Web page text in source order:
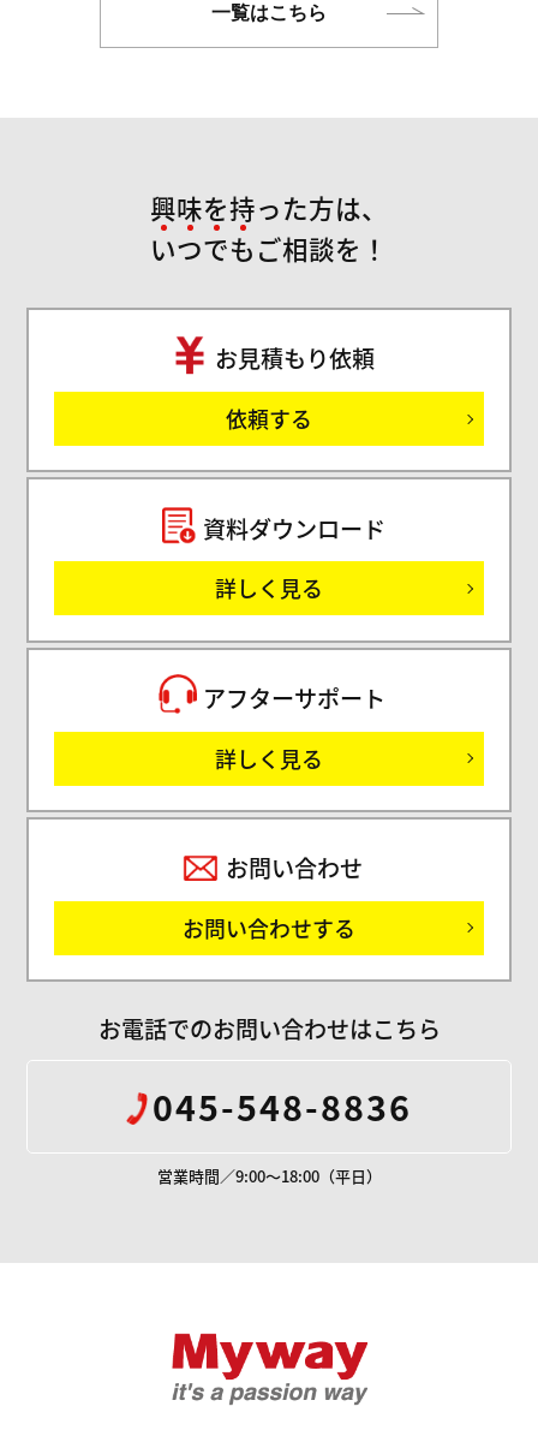
サ
一覧はこちら
興味を持った方は、
いつでもご相談を！
お見積もり依頼
依頼する
資料ダウンロード
詳しく見る
アフターサポート
詳しく見る
お問い合わせ
お問い合わせする
お電話でのお問い合わせはこちら
045-548-8836
営業時間／9:00～18:00（平日）